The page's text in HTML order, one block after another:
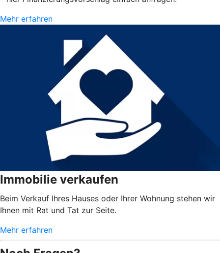
Mehr erfahren
Immobilie verkaufen
Beim Verkauf Ihres Hauses oder Ihrer Wohnung stehen wir
Ihnen mit Rat und Tat zur Seite.
Mehr erfahren